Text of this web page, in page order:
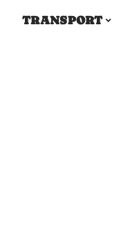
TRANSPORT